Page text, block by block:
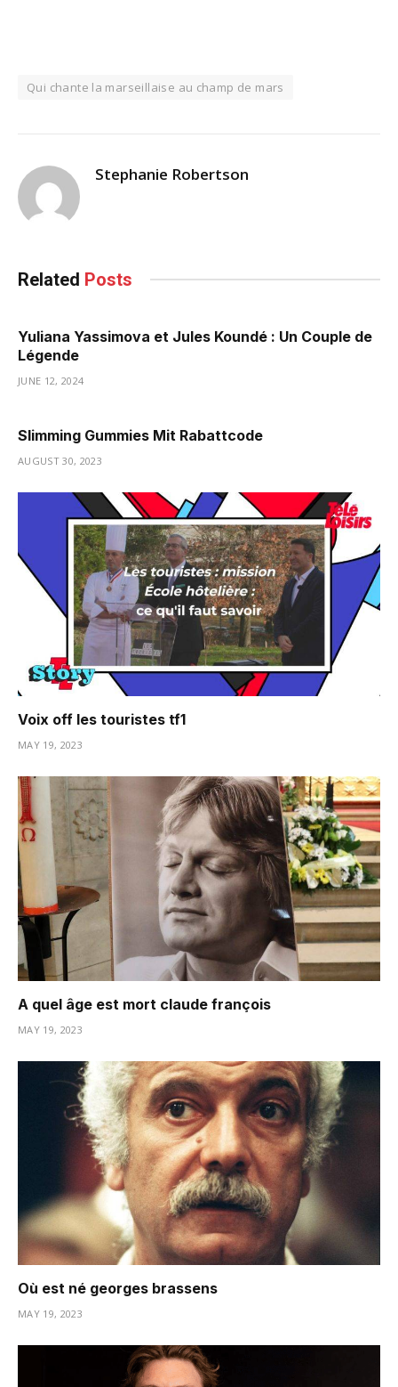
Qui chante la marseillaise au champ de mars
Stephanie Robertson
Related Posts
Yuliana Yassimova et Jules Koundé : Un Couple de
Légende
JUNE 12, 2024
Slimming Gummies Mit Rabattcode
AUGUST 30, 2023
Voix off les touristes tf1
MAY 19, 2023
A quel âge est mort claude françois
MAY 19, 2023
Où est né georges brassens
MAY 19, 2023